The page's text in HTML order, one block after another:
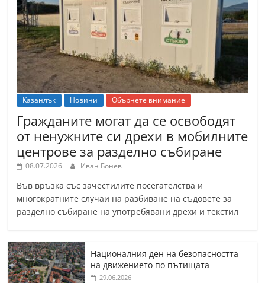
Казанлък Новини Обърнете внимание
Гражданите могат да се освободят
от ненужните си дрехи в мобилните
центрове за разделно събиране
08.07.2026 Иван Бонев
Във връзка със зачестилите посегателства и
многократните случаи на разбиване на съдовете за
разделно събиране на употребявани дрехи и текстил
Националния ден на безопасността
на движението по пътищата
29.06.2026